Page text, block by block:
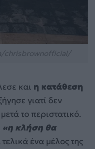
και η κατάθεση
γιατί δεν
το περιστατικό.
«η κλήση θα
ένα μέλος της